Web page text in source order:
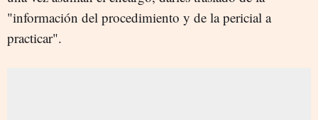
"información del procedimiento y de la pericial a
practicar".